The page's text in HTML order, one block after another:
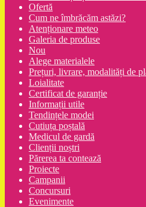
Ofertă
Cum ne îmbrăcăm astăzi?
Atenționare meteo
Galeria de produse
Nou
Alege materialele
Prețuri, livrare, modalități de
Loialitate
Certificat de garanție
Informații utile
Tendințele modei
Cutiuța poștală
Medicul de gardă
Clienții noștri
Părerea ta contează
Proiecte
Campanii
Concursuri
Evenimente